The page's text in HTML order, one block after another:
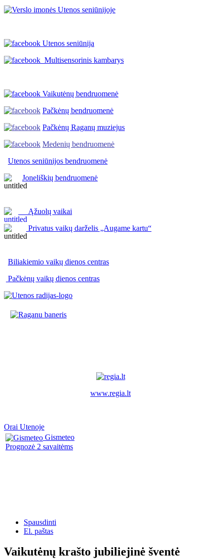
Utenos seniūnija
Multisensorinis kambarys
Vaikutėnų bendruomenė
Pačkėnų bendruomenė
Pačkėnų Raganų muziejus
Medenių bendruomenė
Utenos seniūnijos bendruomenė
Joneliškių bendruomenė
Ąžuolų vaikai
Privatus vaikų darželis „Augame kartu“
Biliakiemio vaikų dienos centras
Pačkėnų vaikų dienos centras
www.regia.lt
Orai Utenoje
Gismeteo
Prognozė 2 savaitėms
Spausdinti
El. paštas
Vaikutėnų krašto jubiliejinė šventė